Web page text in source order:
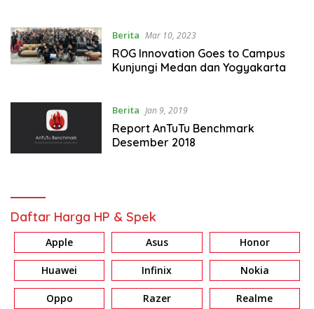
Berita Mar 10, 2023
ROG Innovation Goes to Campus
Kunjungi Medan dan Yogyakarta
Berita Jan 9, 2019
Report AnTuTu Benchmark
Desember 2018
Daftar Harga HP & Spek
Apple Asus Honor
Huawei Infinix Nokia
Oppo Razer Realme